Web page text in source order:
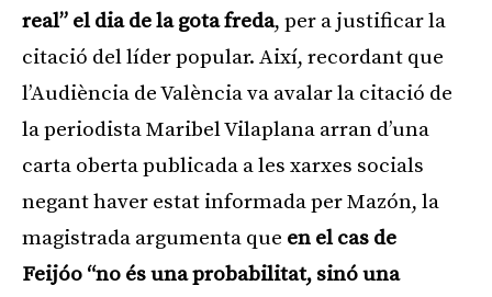
real” el dia de la gota freda, per a justificar la
citació del líder popular. Així, recordant que
l’Audiència de València va avalar la citació de
la periodista Maribel Vilaplana arran d’una
carta oberta publicada a les xarxes socials
negant haver estat informada per Mazón, la
magistrada argumenta que en el cas de
Feijóo “no és una probabilitat, sinó una